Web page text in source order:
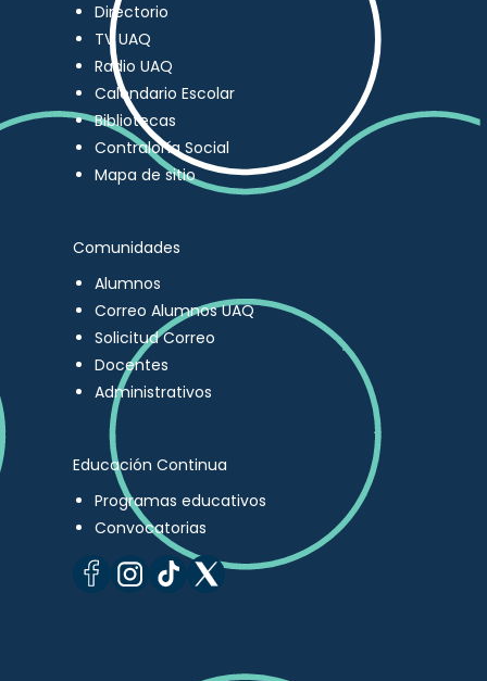
Directorio
TV UAQ
Radio UAQ
Calendario Escolar
Bibliotecas
Contraloría Social
Mapa de sitio
Comunidades
Alumnos
Correo Alumnos UAQ
Solicitud Correo
Docentes
Administrativos
Educación Continua
Programas educativos
Convocatorias